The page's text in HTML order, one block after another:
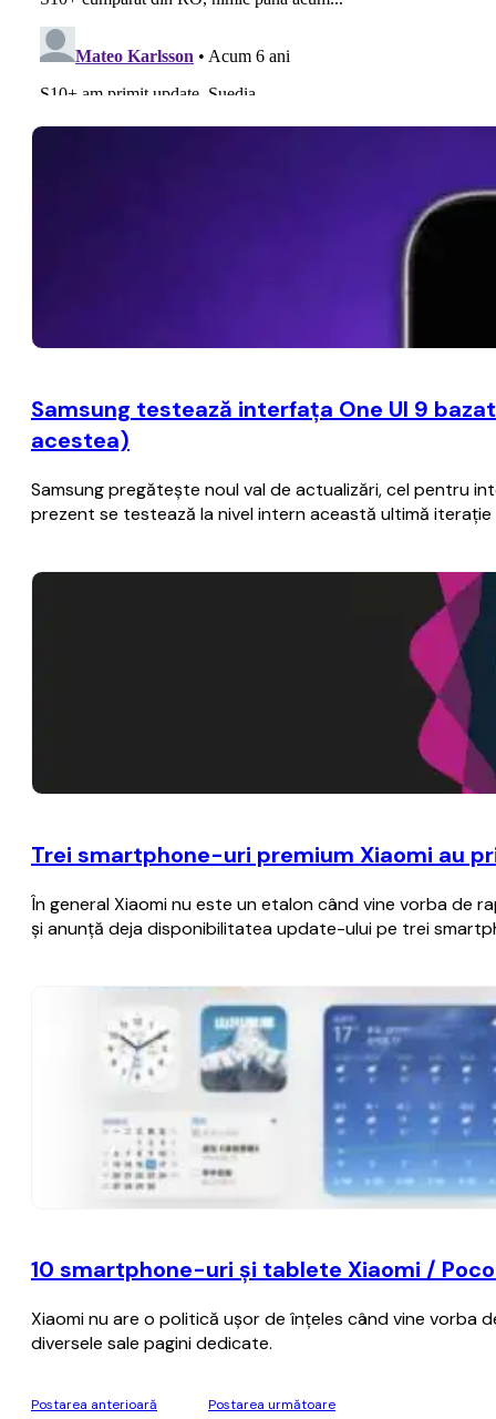
Samsung testează interfaţa One UI 9
acestea)
Samsung pregăteşte noul val de actualizări, cel pentru
prezent se testează la nivel intern această ultimă
Trei smartphone-uri premium Xiaomi au
În general Xiaomi nu este un etalon când vine vorba de
şi anunţă deja disponibilitatea update-ului pe trei
10 smartphone-uri şi tablete Xiaomi /
Xiaomi nu are o politică uşor de înţeles când vine vorba
diversele sale pagini dedicate.
Postarea anterioară Postarea următoare